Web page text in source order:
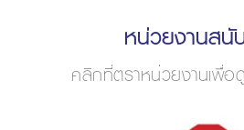
หน่วยงานสนั
คลิกที่ตราหน่วยงานเพื่อ